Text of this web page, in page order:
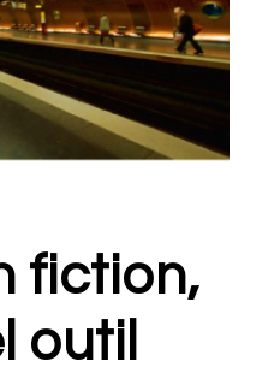
fiction,
outil